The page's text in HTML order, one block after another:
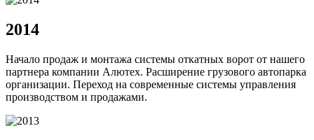
2014
Начало продаж и монтажа системы откатных ворот от нашего
партнера компании Алютех. Расширение грузового автопарка
организации. Переход на современные системы управления
производством и продажами.